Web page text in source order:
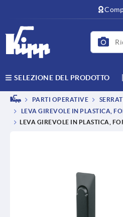
SELEZIONE DEL PRODOTTO
PARTI OPERATIVE
LEVA GIREVOLE IN PLASTICA,
LEVA GIREVOLE IN PLASTICA,